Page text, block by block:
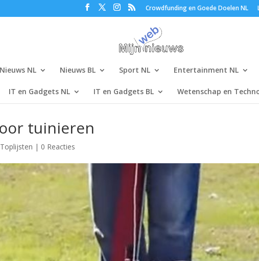
Crowdfunding en Goede Doelen NL
Nieuws NL Nieuws BL Sport NL Entertainment NL
IT en Gadgets NL IT en Gadgets BL Wetenschap en
tuinieren
Toplijsten | 0 Reacties